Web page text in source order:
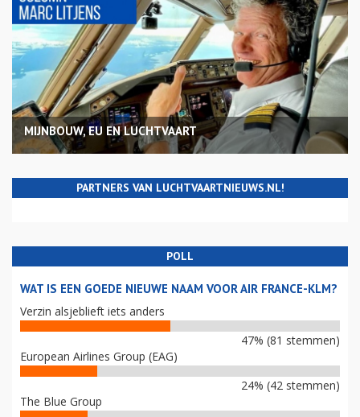
MIJNBOUW, EU EN LUCHTVAART
PARTNERS VAN LUCHTVAARTNIEUWS.NL!
POLL
WAT IS EEN GOEDE NIEUWE NAAM VOOR AIR FRANCE-KLM?
Verzin alsjeblieft iets anders
47% (81 stemmen)
European Airlines Group (EAG)
24% (42 stemmen)
The Blue Group